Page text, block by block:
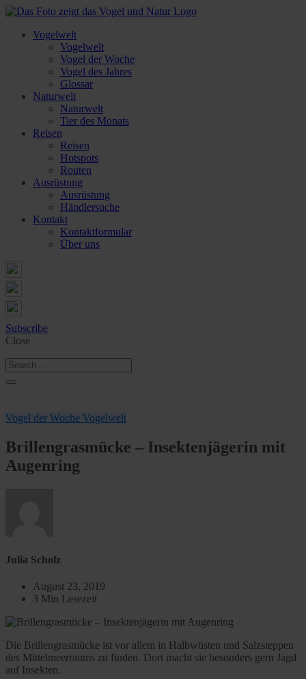
Vogelwelt
Vogelwelt
Vogel der Woche
Vogel des Jahres
Glossar
Naturwelt
Naturwelt
Tier des Monats
Reisen
Reisen
Hotspots
Routen
Ausrüstung
Ausrüstung
Händlersuche
Kontakt
Kontaktformular
Über uns
Subscribe
Close
Vogel der Woche Vogelwelt
Brillengrasmücke – Insektenjägerin mit
Augenring
Julia Scholz
August 23, 2019
3 Min Lesezeit
Die Brillengrasmücke ist vor allem in Halbwüsten und Salzsteppen
des Mittelmeerraums zu finden. Dort macht sie besonders gern Jagd
auf Insekten.